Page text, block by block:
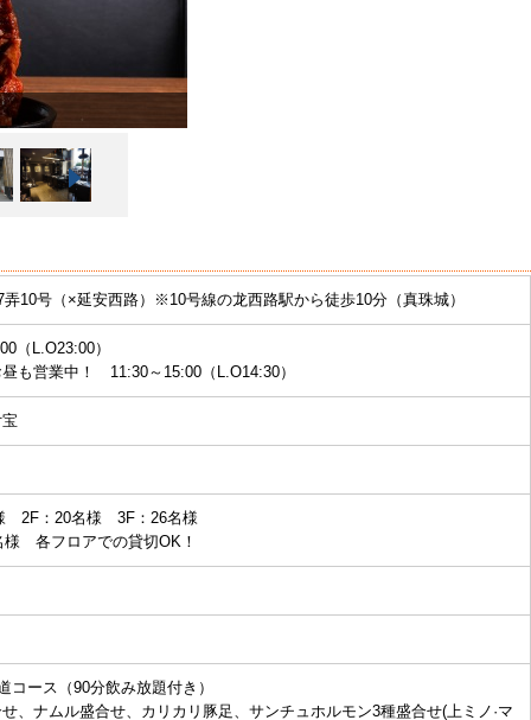
弄10号（×延安西路）※10号線の龙西路駅から徒歩10分（真珠城）
（L.O23:00）
も営業中！ 11:30～15:00（L.O14:30）
2F：20名様 3F：26名様
各フロアでの貸切OK！
コース（90分飲み放題付き）
、ナムル盛合せ、カリカリ豚足、サンチュホルモン3種盛合せ(上ミノ·マ